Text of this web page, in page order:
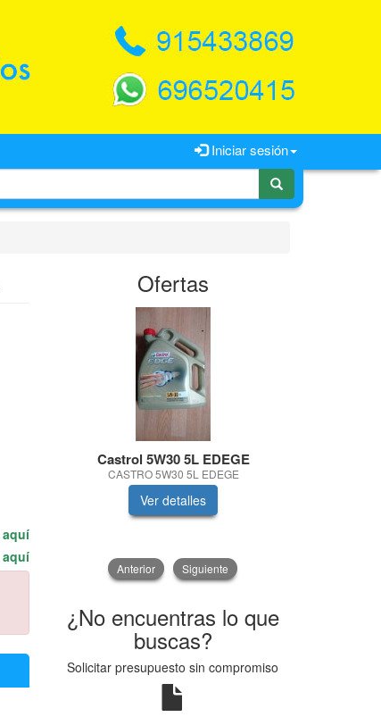
Iniciar sesión
aquí
aquí
Ofertas
Castrol 5W30 5L EDEGE
CASTRO 5W30 5L EDEGE
Ver detalles
Anterior Siguiente
¿No encuentras lo que
buscas?
Solicitar presupuesto sin compromiso